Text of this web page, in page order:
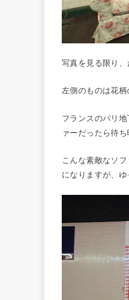
写真を見る限り
左側のものは花
フランスのパリ
ァーだったら待
こんな素敵なソ
になりますが、